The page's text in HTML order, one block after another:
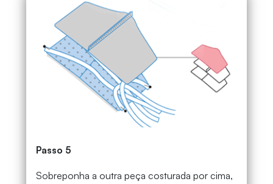
Passo 5
Sobreponha a outra peça costurada por cima,